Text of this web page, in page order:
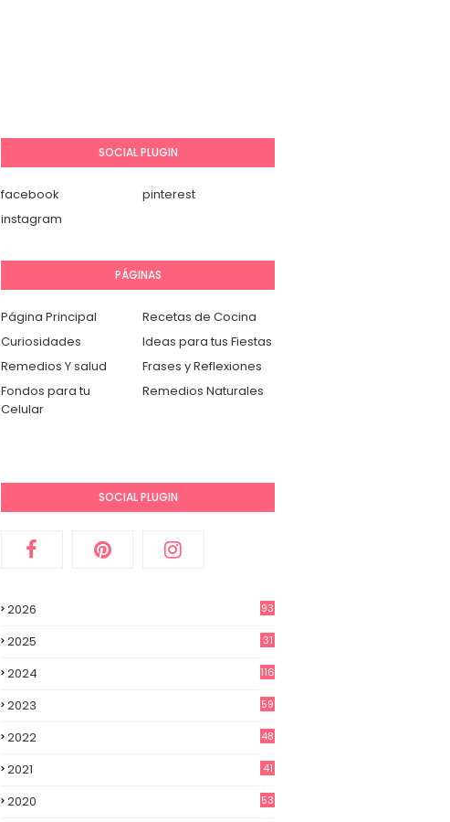
SOCIAL PLUGIN
facebook
pinterest
instagram
PÁGINAS
Página Principal
Recetas de Cocina
Curiosidades
Ideas para tus Fiestas
Remedios Y salud
Frases y Reflexiones
Fondos para tu
Celular
Remedios Naturales
SOCIAL PLUGIN
2026 93
2025
31
2024
116
2023
59
2022
48
2021
41
2020
53